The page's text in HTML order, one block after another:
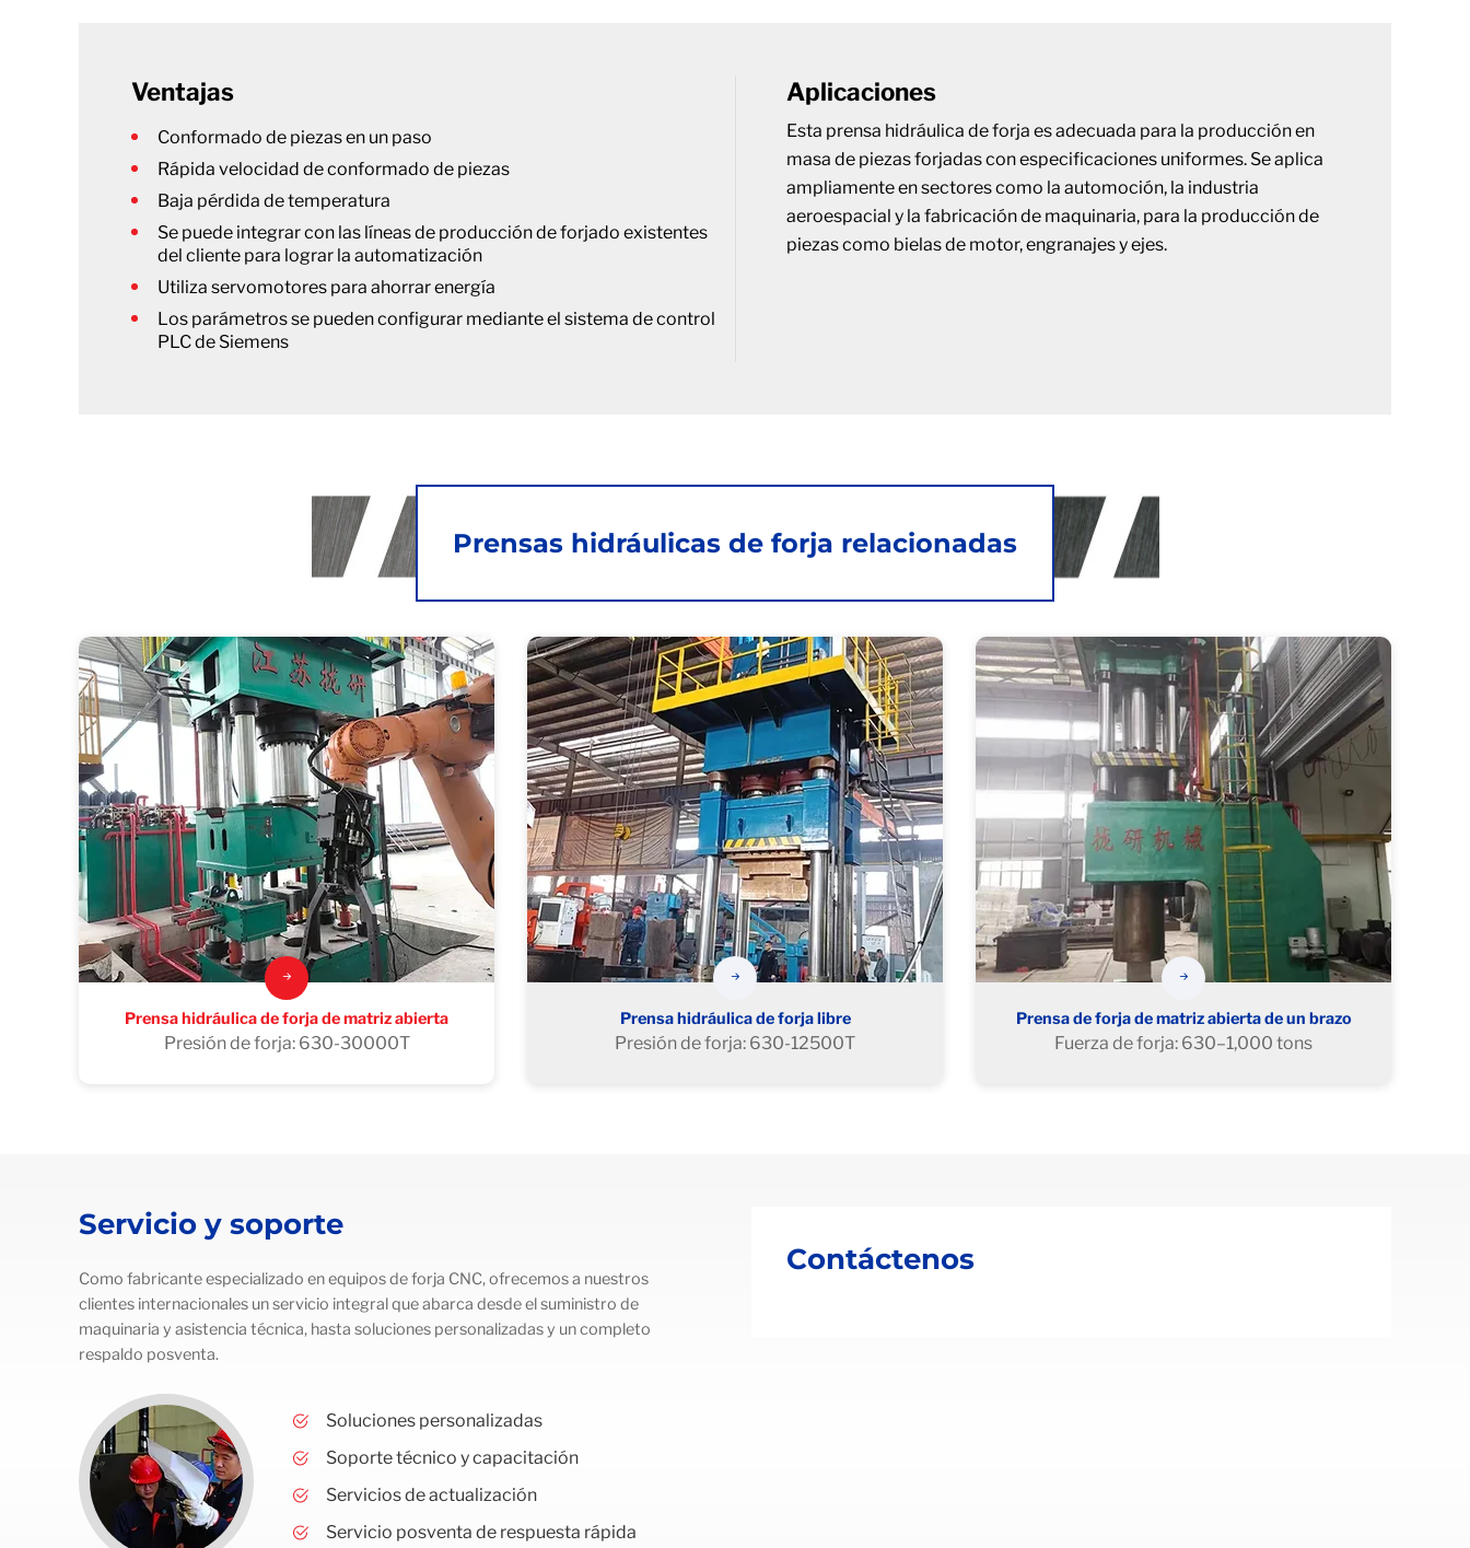
Ventajas
Conformado de piezas en un paso
Rápida velocidad de conformado de piezas
Baja pérdida de temperatura
Se puede integrar con las líneas de producción de forjado existentes
del cliente para lograr la automatización
Utiliza servomotores para ahorrar energía
Los parámetros se pueden configurar mediante el sistema de control
PLC de Siemens
Aplicaciones
Esta prensa hidráulica de forja es adecuada para la producción en
masa de piezas forjadas con especificaciones uniformes. Se aplica
ampliamente en sectores como la automoción, la industria
aeroespacial y la fabricación de maquinaria, para la producción de
piezas como bielas de motor, engranajes y ejes.
Prensas hidráulicas de forja relacionadas
Prensa hidráulica de forja de matriz abierta
Presión de forja: 630-30000T
Prensa hidráulica de forja libre
Presión de forja: 630-12500T
Prensa de forja de matriz abierta de un brazo
Fuerza de forja: 630–1,000 tons
Servicio y soporte
Como fabricante especializado en equipos de forja CNC, ofrecemos a nuestros
clientes internacionales un servicio integral que abarca desde el suministro de
maquinaria y asistencia técnica, hasta soluciones personalizadas y un completo
respaldo posventa.
Soluciones personalizadas
Soporte técnico y capacitación
Servicios de actualización
Servicio posventa de respuesta rápida
Contáctenos